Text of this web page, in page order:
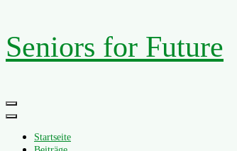
Zum
Inhalt
springen
Seniors for Future
Primäres
Menü
Startseite